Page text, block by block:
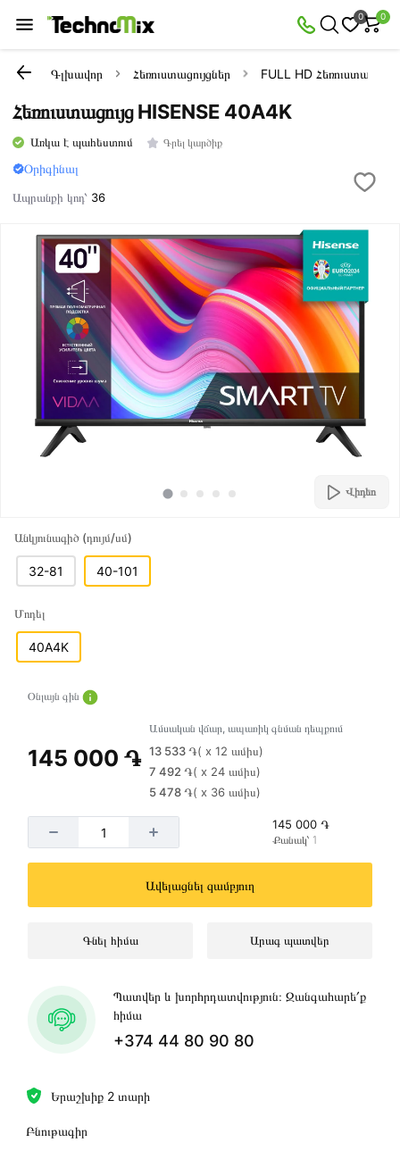
0 0
Գլխավոր Հեռուստացույցներ FULL HD
Հեռուստացույց HISENSE 40A4K
Առկա է պահեստում Գրել կարծիք
Օրիգինալ
Ապրանքի կոդ՝ 36
Վիդեո
Անկյունագիծ (դույմ/սմ)
32-81 40-101
Մոդել
40A4K
Երաշխիք 2 տարի
Բնութագիր
Օնլայն գին
145 000 ֏
Ամսական վճար, ապառիկ գնման դեպքում
13 533 ֏( x 12 ամիս)
7 492 ֏( x 24 ամիս)
5 478 ֏( x 36 ամիս)
145 000 ֏
Քանակ՝ 1
Ավելացնել զամբյուղ
Գնել հիմա Արագ պատվեր
Պատվեր և խորհրդատվություն։ Զանգահարե՛ք
հիմա
+374 44 80 90 80